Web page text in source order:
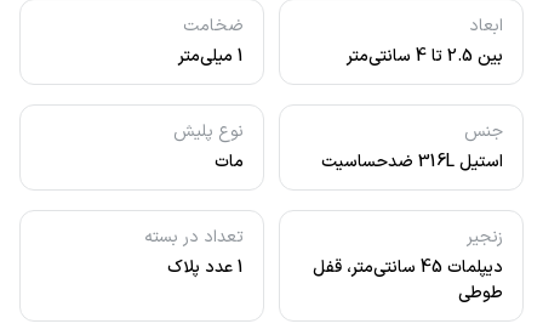
ابعاد
بین 2.5 تا 4 سانتی‌متر
ضخامت
1 میلی‌متر
جنس
استیل 316L ضدحساسیت
نوع پلیش
مات
زنجیر
دیپلمات 45 سانتی‌متر، قفل
طوطی
تعداد در بسته
1 عدد پلاک